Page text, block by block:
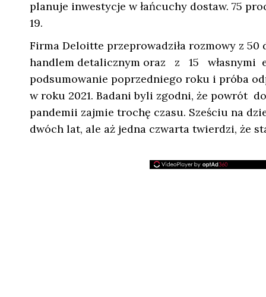
planuje inwestycje w łańcuchy dostaw. 75
19.
Firma Deloitte przeprowadziła rozmowy z 50
handlem detalicznym oraz z 15 własnymi
podsumowanie poprzedniego roku i próba
w roku 2021. Badani byli zgodni, że powrót
pandemii zajmie trochę czasu. Sześciu na
dwóch lat, ale aż jedna czwarta twierdzi, że